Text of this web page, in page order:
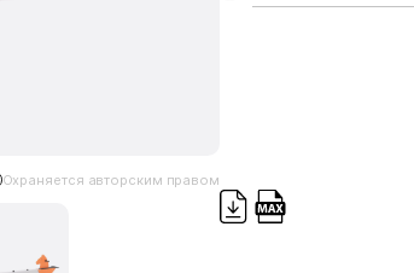
Охраняется авторским правом